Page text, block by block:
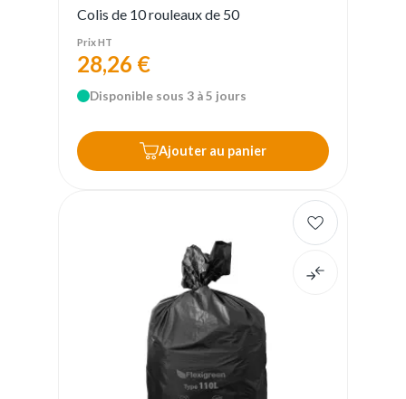
Colis de 10 rouleaux de 50
Prix HT
28,26 €
Disponible sous 3 à 5 jours
Ajouter au panier